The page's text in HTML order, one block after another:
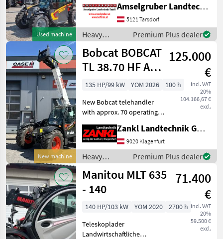
Used machine
Teleskopladermarkt. Stufe
5 Motor - -Größte Kabine
(Baugleich vom Modell 26.6
Mini Agri) -50
Amselgruber Landtechnik GmbH
5121 Tarsdorf
Heavy
equipment/
construction
machines /
Dieci
Premium Plus dealer
New machine
Bobcat BOBCAT
TL 38.70 HF AGRI
3*
125.000
€
incl. VAT
20%
104.166,67 €
excl.
135 HP/99 kW YOM 2026
100 h
New Bobcat telehandler
with approx. 70 operating
immediately at a special
price! 3-year original Bobcat
factory warranty—effective
from the date of
Zankl Landtechnik GmbH
9020 Klagenfurt
Heavy
equipment/
construction
machines /
Bobcat
Premium Plus dealer
Manitou MLT 635
- 140
71.400
€
incl. VAT
20%
59.500 €
excl.
140 HP/103 kW YOM 2020
2700 h
Teleskoplader
Landwirtschaftliche